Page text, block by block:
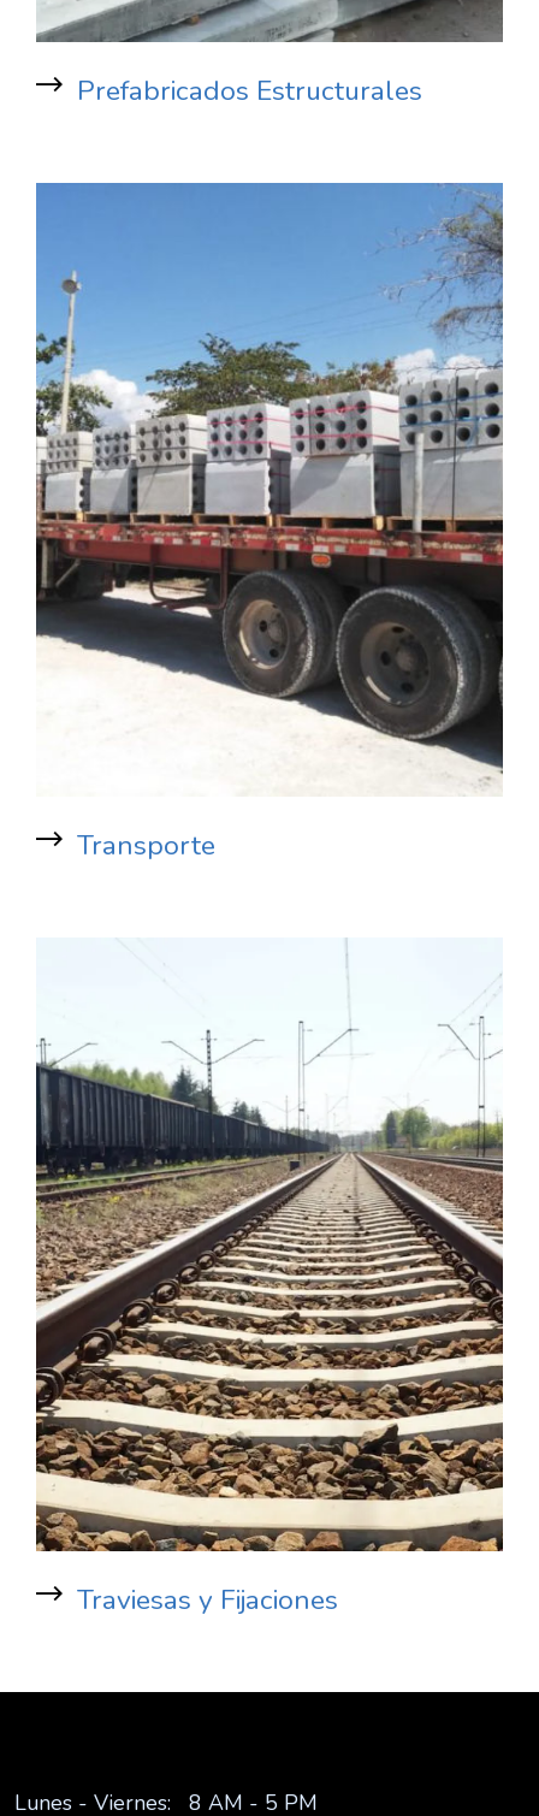
Prefabricados Estructurales
Transporte
Traviesas y Fijaciones
Lunes - Viernes: 8 AM - 5 PM